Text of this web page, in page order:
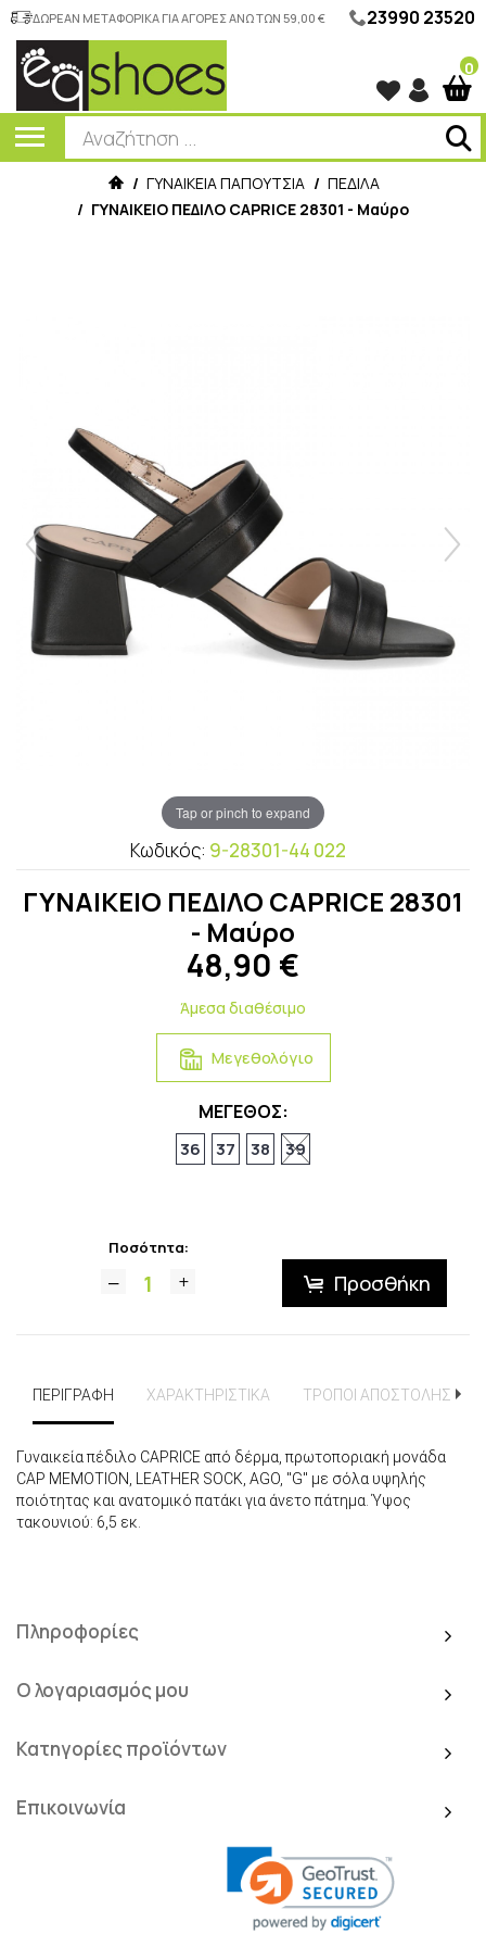
ΔΩΡΕΑΝ ΜΕΤΑΦΟΡΙΚΑ ΓΙΑ ΑΓΟΡΕΣ ΑΝΩ ΤΩΝ 59,00 € 23990 23520
0
/ ΓΥΝΑΙΚΕΙΑ ΠΑΠΟΥΤΣΙΑ / ΠΕΔΙΛΑ
/ ΓΥΝΑΙΚΕΙΟ ΠΕΔΙΛΟ CAPRICE 28301 - Μαύρο
Tap or pinch to expand
Κωδικός: 9-28301-44 022
ΓΥΝΑΙΚΕΙΟ ΠΕΔΙΛΟ CAPRICE 28301
- Μαύρο
48,90 €
Άμεσα διαθέσιμο
Μεγεθολόγιο
ΜΕΓΕΘΟΣ:
36 37 38 39
Ποσότητα:
Προσθήκη
ΠΕΡΙΓΡΑΦΗ ΧΑΡΑΚΤΗΡΙΣΤΙΚΑ ΤΡΟΠΟΙ ΑΠΟΣΤΟΛΗΣ
Γυναικεία πέδιλο CAPRICE από δέρμα, πρωτοποριακή μονάδα
CAP MEMOTION, LEATHER SOCK, AGO, "G" με σόλα υψηλής
ποιότητας και ανατομικό πατάκι για άνετο πάτημα. Ύψος
τακουνιού: 6,5 εκ.
Πληροφορίες
Ο λογαριασμός μου
Κατηγορίες προϊόντων
Επικοινωνία